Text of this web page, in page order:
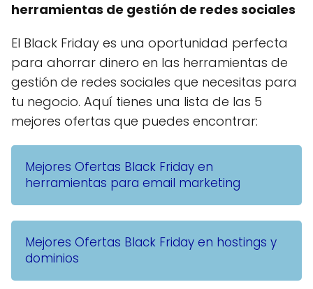
herramientas de gestión de redes sociales
El Black Friday es una oportunidad perfecta
para ahorrar dinero en las herramientas de
gestión de redes sociales que necesitas para
tu negocio. Aquí tienes una lista de las 5
mejores ofertas que puedes encontrar:
Mejores Ofertas Black Friday en
herramientas para email marketing
Mejores Ofertas Black Friday en hostings y
dominios